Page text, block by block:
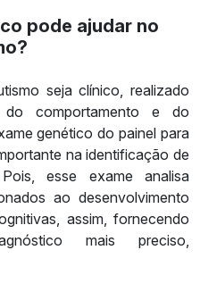
pode ajudar no
seja clínico, realizado
comportamento e do
genético do painel para
na identificação de
esse exame analisa
ao desenvolvimento
assim, fornecendo
mais preciso,